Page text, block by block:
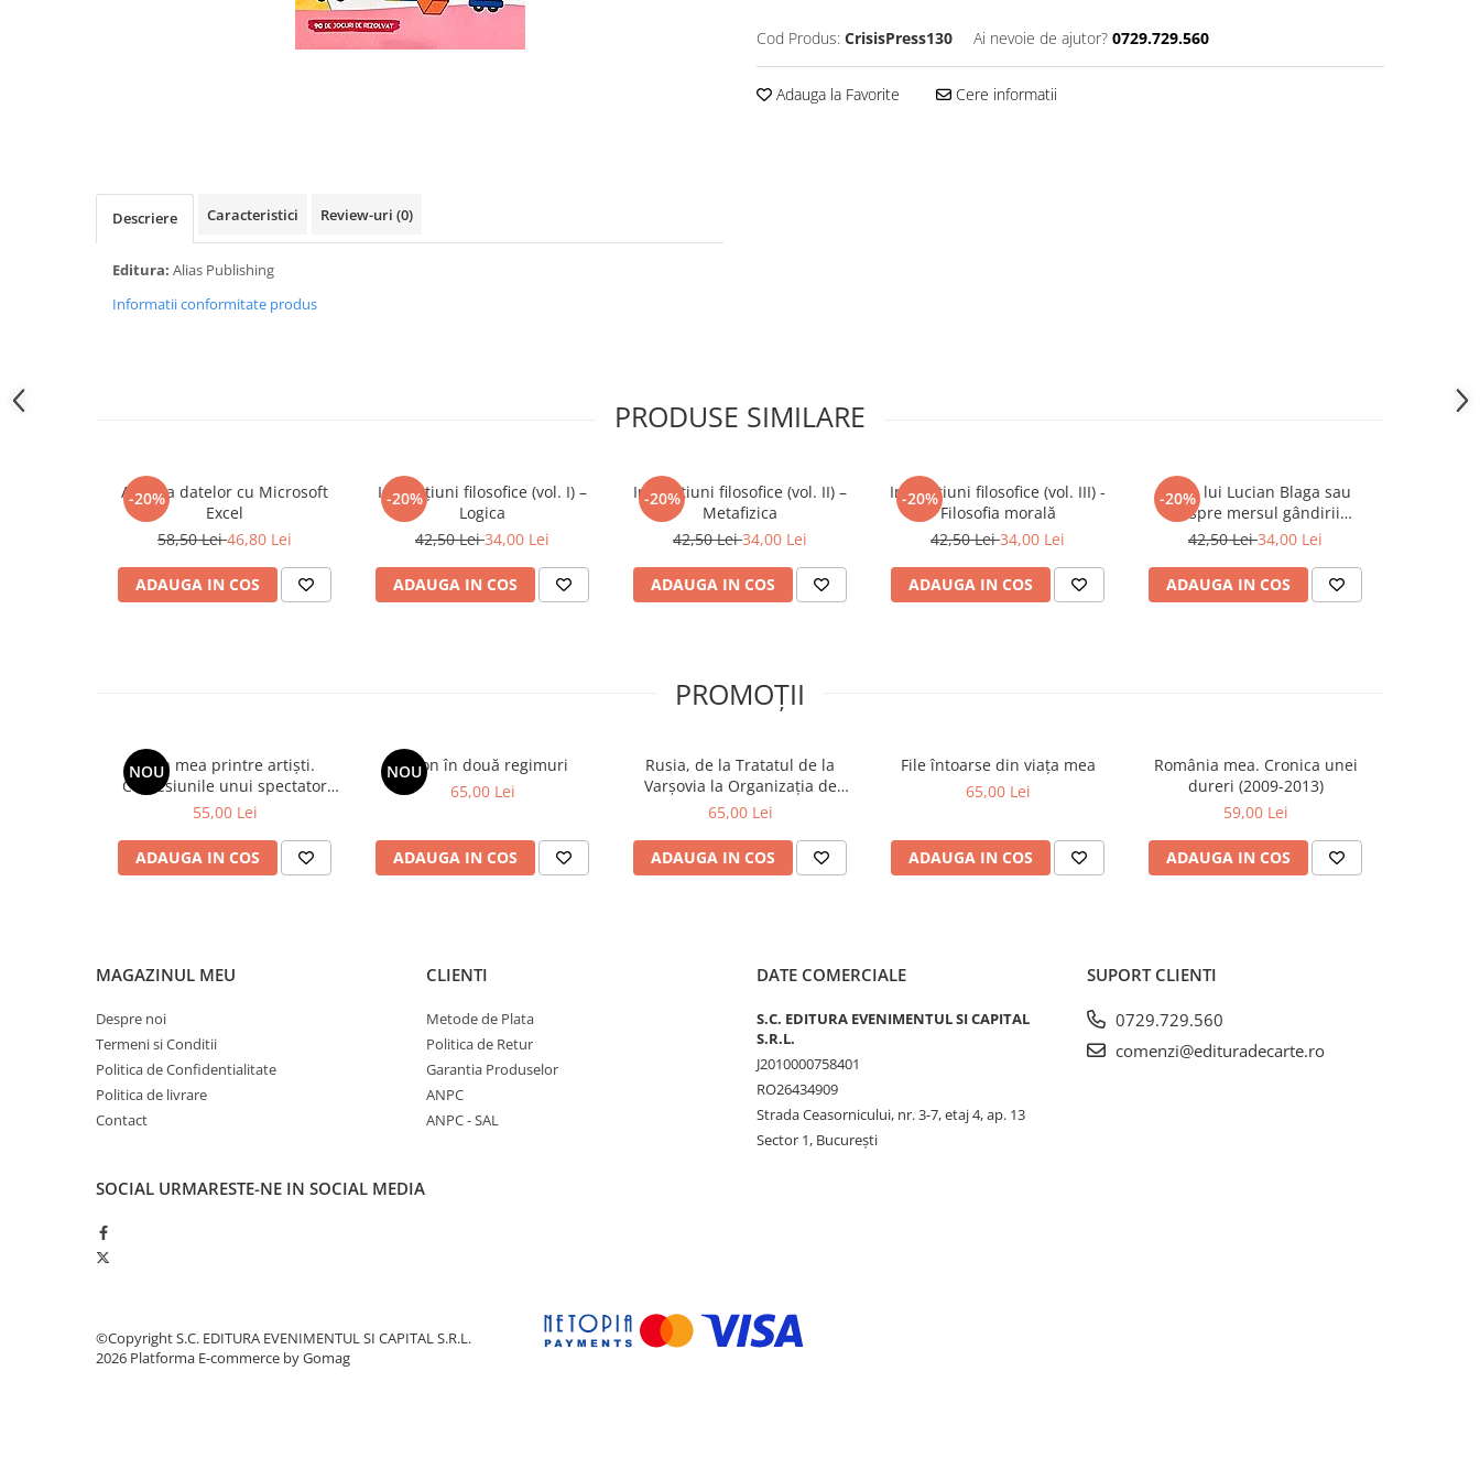
Istorie/Critica
Jurnale/Memorii
Manuale scolare/Cursuri
Proză
Spiritualitate/Ezoterism
Stiinte/Educatie
Evenimentul Istoric
Evenimentul istoric - editii
Cod Produs: CrisisPress130 Ai nevoie de ajutor? 0729.729.560
Adauga la Favorite Cere informatii
Descriere Caracteristici Review-uri (0)
Editura: Alias Publishing
Informatii conformitate produs
PRODUSE SIMILARE
-20%
Analiza datelor cu Microsoft
Excel
58,50 Lei46,80 Lei
ADAUGA IN COS
-20%
Instituțiuni filosofice (vol. I) –
Logica
42,50 Lei34,00 Lei
ADAUGA IN COS
-20%
Instituțiuni filosofice (vol. II) –
Metafizica
42,50 Lei34,00 Lei
ADAUGA IN COS
-20%
Instituțiuni filosofice (vol. III) -
Filosofia morală
42,50 Lei34,00 Lei
ADAUGA IN COS
-20%
Lirica lui Lucian Blaga sau
despre mersul gândirii
producătoare
42,50 Lei34,00 Lei
ADAUGA IN COS
PROMOȚII
NOU
Viața mea printre artiști.
Confesiunile unui spectator
fidel
55,00 Lei
ADAUGA IN COS
NOU
Spion în două regimuri
65,00 Lei
ADAUGA IN COS
Rusia, de la Tratatul de la
Varșovia la Organizația de
Cooperare de la Shanghai și
65,00 Lei
ADAUGA IN COS
File întoarse din viața mea
65,00 Lei
ADAUGA IN COS
România mea. Cronica unei
dureri (2009-2013)
59,00 Lei
ADAUGA IN COS
MAGAZINUL MEU
Despre noi
Termeni si Conditii
Politica de Confidentialitate
Politica de livrare
Contact
CLIENTI
Metode de Plata
Politica de Retur
Garantia Produselor
ANPC
ANPC - SAL
DATE COMERCIALE
S.C. EDITURA EVENIMENTUL SI CAPITAL
S.R.L.
J2010000758401
RO26434909
Strada Ceasornicului, nr. 3-7, etaj 4, ap. 13
Sector 1, Bucureşti
SUPORT CLIENTI
0729.729.560
comenzi@edituradecarte.ro
SOCIAL URMARESTE-NE IN SOCIAL MEDIA
©Copyright S.C. EDITURA EVENIMENTUL SI CAPITAL S.R.L.
2026 Platforma E-commerce by Gomag